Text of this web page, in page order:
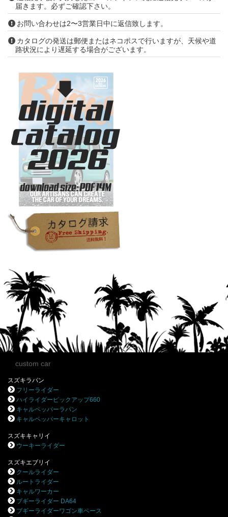
届きます。必ずご確認下さい。
お問い合わせは2〜3営業日中に返信致します。
カタログの発送は郵便またはネコポスで行いますが、天候や道
路状況により遅延する場合がございます。
custom car
スズキラパン
フリーライダー
ハイライダーピックアップ660
キャルペッパーラパン
キャルペッパーキャロット
スズキキャリイ
ウーキーライダー
スズキエブリイ
クールライダー
ルートライダー
キャルワーカー
ブギーライダー DA64
ブギーライダーワゴン車ベース